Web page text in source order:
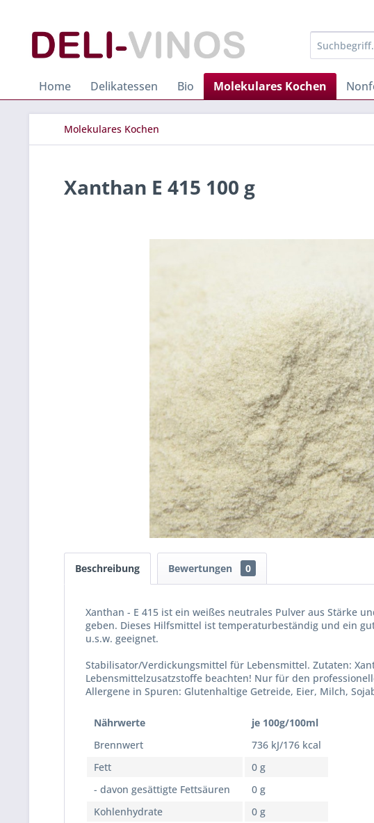
Home Delikatessen Bio Molekulares Kochen
Molekulares Kochen
Xanthan E 415 100 g
Beschreibung Bewertungen 0
Xanthan - E 415 ist ein weißes neutrales Pulver aus Stärke
geben. Dieses Hilfsmittel ist temperaturbeständig und ein
u.s.w. geeignet.
Stabilisator/Verdickungsmittel für Lebensmittel. Zutaten:
Lebensmittelzusatzstoffe beachten! Nur für den
Allergene in Spuren: Glutenhaltige Getreide, Eier, Milch,
Nährwerte
je 100g/100ml
Brennwert
736 kJ/176 kcal
Fett
0 g
- davon gesättigte Fettsäuren
0 g
Kohlenhydrate
0 g